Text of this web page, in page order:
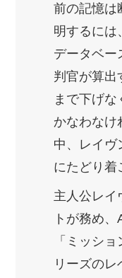
前の記憶は
明するには
データベー
判官が算出
まで下げ
かなわなけ
中、レイヴ
にたどり着
主人公レイ
トが務め
「ミッシ
リーズの